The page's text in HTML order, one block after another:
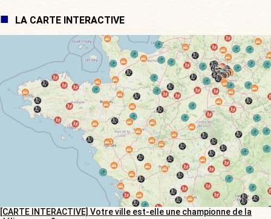
LA CARTE INTERACTIVE
[CARTE INTERACTIVE] Votre ville est-elle une championne de la